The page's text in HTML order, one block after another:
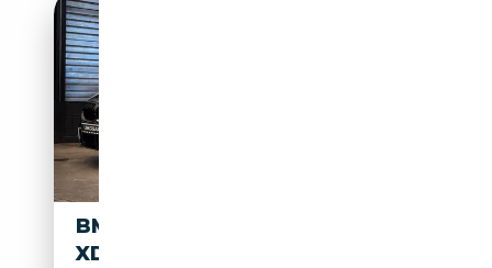
BMW M850 8 CABRIO M850I
XDRIVE M SPORT | FULL